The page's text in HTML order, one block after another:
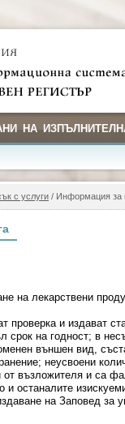
НА
с услуги / Информация за
на лекарствени
проверка и издават
срок на годност; в
външен вид,
неусвоени
от възложителя и са
останалите
на Заповед за